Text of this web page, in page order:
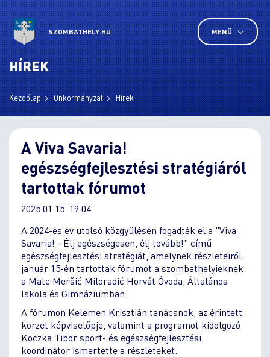
SZOMBATHELY.HU MENÜ
HÍREK
Kezdőlap Önkormányzat Hírek
A Viva Savaria!
egészségfejlesztési stratégiáról
tartottak fórumot
2025.01.15. 19:04
A 2024-es év utolsó közgyűlésén fogadták el a "Viva
Savaria! - Élj egészségesen, élj tovább!" című
egészségfejlesztési stratégiát, amelynek részleteiről
január 15-én tartottak fórumot a szombathelyieknek
a Mate Meršić Miloradić Horvát Óvoda, Általános
Iskola és Gimnáziumban.
A fórumon Kelemen Krisztián tanácsnok, az érintett
körzet képviselőpje, valamint a programot kidolgozó
Koczka Tibor sport- és egészségfejlesztési
koordinátor ismertette a részleteket.